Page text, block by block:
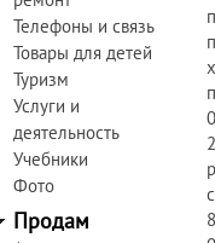
Телефоны и связь
Товары для детей
Туризм
Услуги и
деятельность
Учебники
Фото
Продам